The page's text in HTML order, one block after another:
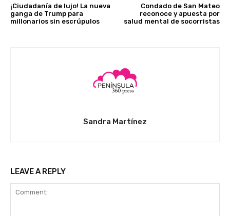
¡Ciudadanía de lujo! La nueva
ganga de Trump para
millonarios sin escrúpulos
Condado de San Mateo
reconoce y apuesta por
salud mental de socorristas
Sandra Martínez
LEAVE A REPLY